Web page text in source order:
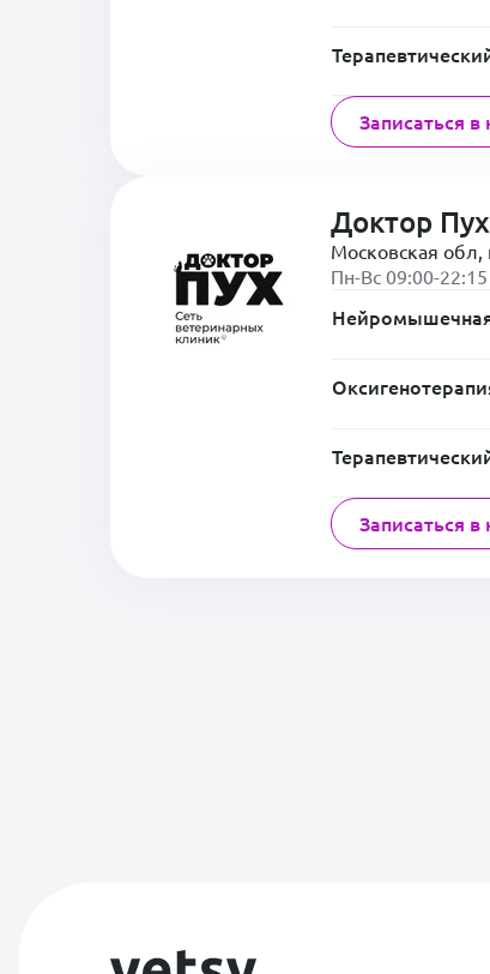
Записаться в
Доктор
Московская обл,
Пн-Вс 09:00-22:15
Нейромышечная
Записаться в